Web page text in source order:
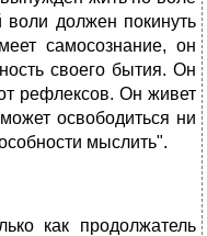
воли должен покинуть
самосознание, он
своего бытия. Он
рефлексов. Он живет
освободиться ни
мыслить".
как продолжатель